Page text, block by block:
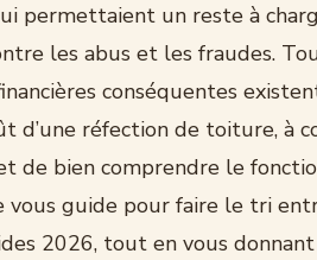
permettaient un reste à
les abus et les fraudes.
conséquentes
d’une réfection de toiture, à
de bien comprendre le
vous guide pour faire le tri
2026, tout en vous